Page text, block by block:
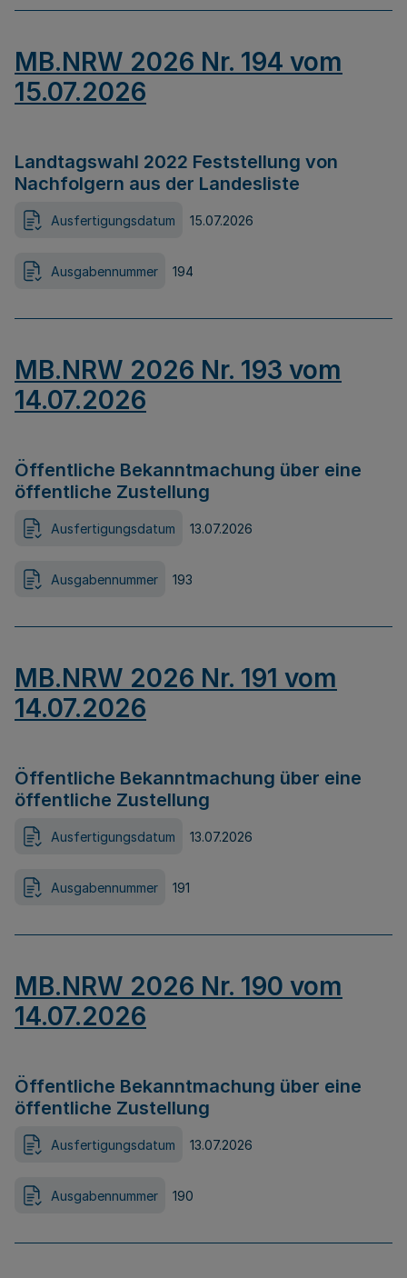
MB.NRW 2026 Nr. 194 vom
15.07.2026
Landtagswahl 2022 Feststellung von
Nachfolgern aus der Landesliste
Ausfertigungsdatum 15.07.2026
Ausgabennummer 194
MB.NRW 2026 Nr. 193 vom
14.07.2026
Öffentliche Bekanntmachung über eine
öffentliche Zustellung
Ausfertigungsdatum 13.07.2026
Ausgabennummer 193
MB.NRW 2026 Nr. 191 vom
14.07.2026
Öffentliche Bekanntmachung über eine
öffentliche Zustellung
Ausfertigungsdatum 13.07.2026
Ausgabennummer 191
MB.NRW 2026 Nr. 190 vom
14.07.2026
Öffentliche Bekanntmachung über eine
öffentliche Zustellung
Ausfertigungsdatum 13.07.2026
Ausgabennummer 190